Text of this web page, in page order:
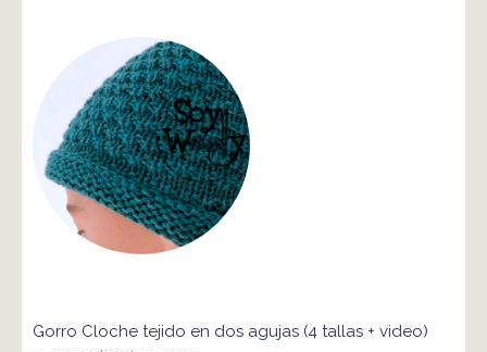
Gorro Cloche tejido en dos agujas (4 tallas + video)